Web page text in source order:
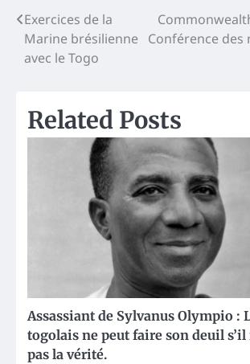
Post
navigation
Exercices de la
Marine brésilienne
avec le Togo
Conférence des
Related Posts
Assassiant de Sylvanus Olympio :
togolais ne peut faire son deuil
pas la vérité.